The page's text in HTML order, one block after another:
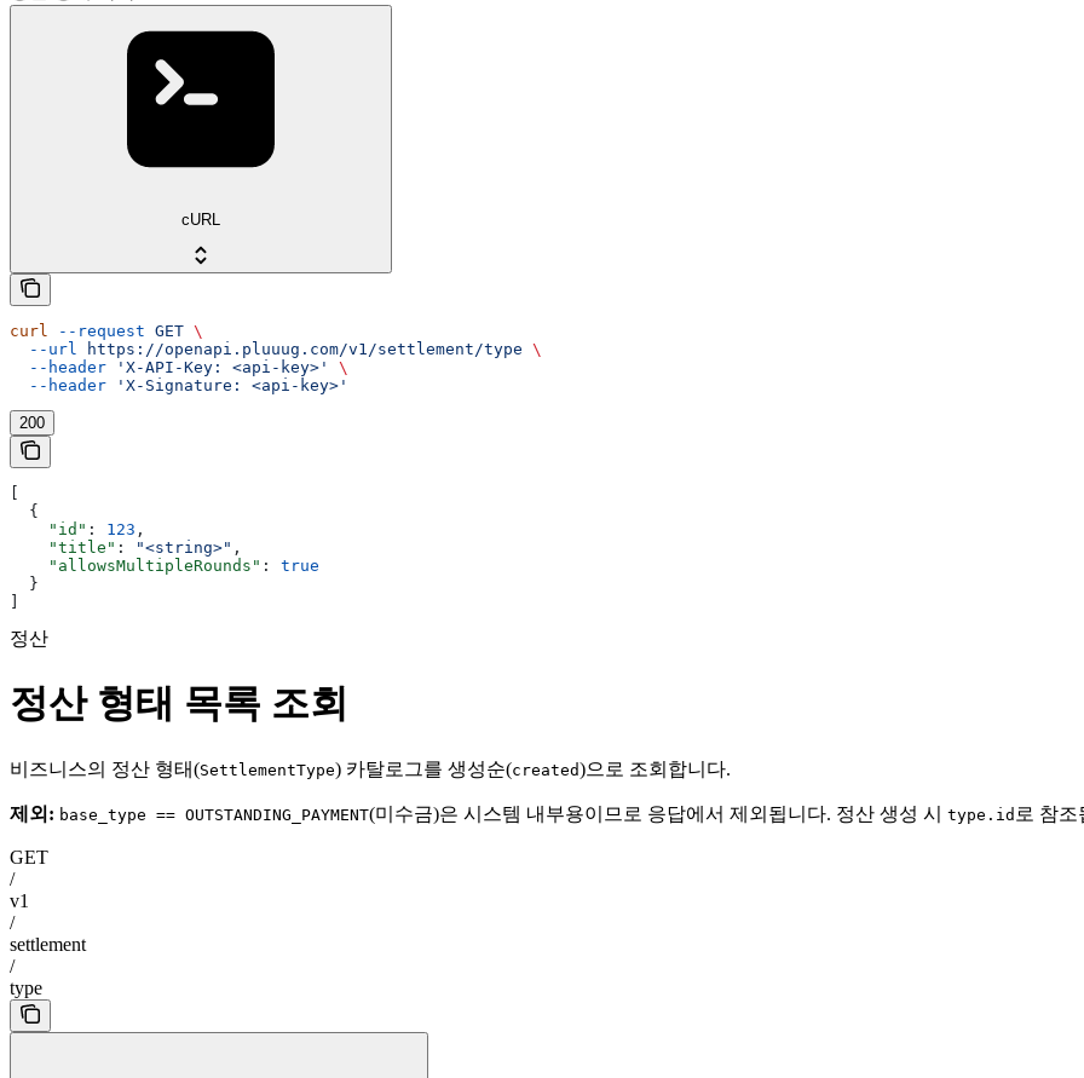
cURL
curl --request GET \
  --url
https://openapi.pluuug.com/v1/settlement/type \
  --header
'X-API-Key: <api-key>'
\
  --header
'X-Signature: <api-key>'
200
  {
    "id"
: 123 ,
    "title"
: "<string>" ,
    "allowsMultipleRounds"
: true
  }
정산
정산 형태 목록 조회
비즈니스의 정산 형태(SettlementType) 카탈로그를 생성순(created)으로 조회합니다.
제외: base_type == OUTSTANDING_PAYMENT(미수금)은 시스템 내부용이므로 응답에서 제외됩니다. 정산 생성 시 type.id 로 참조
GET
/
v1
/
settlement
/
type